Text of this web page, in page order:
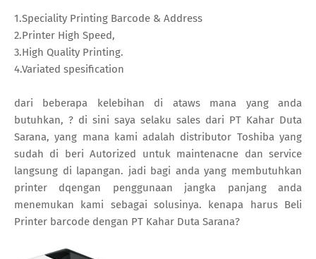
1.Speciality Printing Barcode & Address
2.Printer High Speed,
3.High Quality Printing.
4.Variated spesification
dari beberapa kelebihan di ataws mana yang anda
butuhkan, ? di sini saya selaku sales dari PT Kahar Duta
Sarana, yang mana kami adalah distributor Toshiba yang
sudah di beri Autorized untuk maintenacne dan service
langsung di lapangan. jadi bagi anda yang membutuhkan
printer dqengan penggunaan jangka panjang anda
menemukan kami sebagai solusinya. kenapa harus Beli
Printer barcode dengan PT Kahar Duta Sarana?